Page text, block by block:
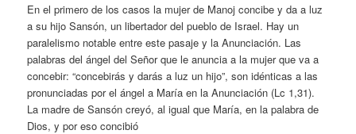
En el primero de los casos la mujer de Manoj concibe y da a luz
a su hijo Sansón, un libertador del pueblo de Israel. Hay un
paralelismo notable entre este pasaje y la Anunciación. Las
palabras del ángel del Señor que le anuncia a la mujer que va a
concebir: “concebirás y darás a luz un hijo”, son idénticas a las
pronunciadas por el ángel a María en la Anunciación (Lc 1,31).
La madre de Sansón creyó, al igual que María, en la palabra de
Dios, y por eso concibió